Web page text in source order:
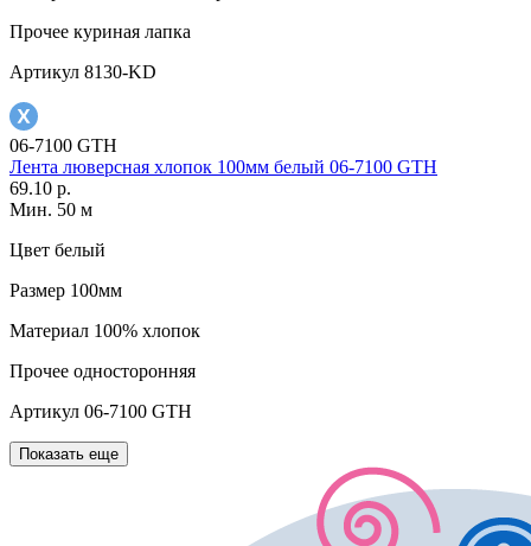
Прочее куриная лапка
Артикул 8130-KD
06-7100 GTH
Лента люверсная хлопок 100мм белый 06-7100 GTH
69.10 р.
Мин. 50 м
Цвет белый
Размер 100мм
Материал 100% хлопок
Прочее односторонняя
Артикул 06-7100 GTH
Показать еще